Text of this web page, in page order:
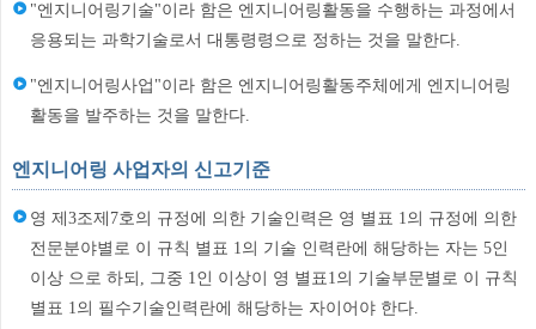
"엔지니어링기술"이라 함은 엔지니어링활동을 수행하는 과정에서
응용되는 과학기술로서 대통령령으로 정하는 것을 말한다.
"엔지니어링사업"이라 함은 엔지니어링활동주체에게 엔지니어링
활동을 발주하는 것을 말한다.
엔지니어링 사업자의 신고기준
영 제3조제7호의 규정에 의한 기술인력은 영 별표 1의 규정에 의한
전문분야별로 이 규칙 별표 1의 기술 인력란에 해당하는 자는 5인
이상 으로 하되, 그중 1인 이상이 영 별표1의 기술부문별로 이 규칙
별표 1의 필수기술인력란에 해당하는 자이어야 한다.